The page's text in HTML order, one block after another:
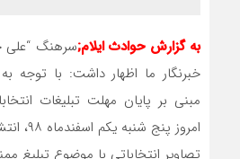
به گزارش حوادث ایلام;سرهنگ “علی
خبرنگار ما اظهار داشت: با توجه
امروز
تصاویر انتخاباتی با موضوع تبلیغ